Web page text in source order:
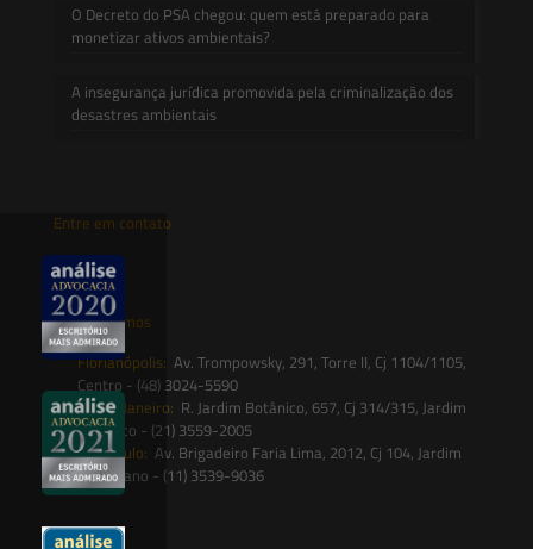
O Decreto do PSA chegou: quem está preparado para
monetizar ativos ambientais?
A insegurança jurídica promovida pela criminalização dos
desastres ambientais
Entre em contato
contato@saesadvogados.com.br
Onde estamos
Florianópolis: Av. Trompowsky, 291, Torre II, Cj 1104/1105,
Centro - (48) 3024-5590
Rio de Janeiro: R. Jardim Botânico, 657, Cj 314/315, Jardim
Botânico - (21) 3559-2005
São Paulo: Av. Brigadeiro Faria Lima, 2012, Cj 104, Jardim
Paulistano - (11) 3539-9036
Siga-nos